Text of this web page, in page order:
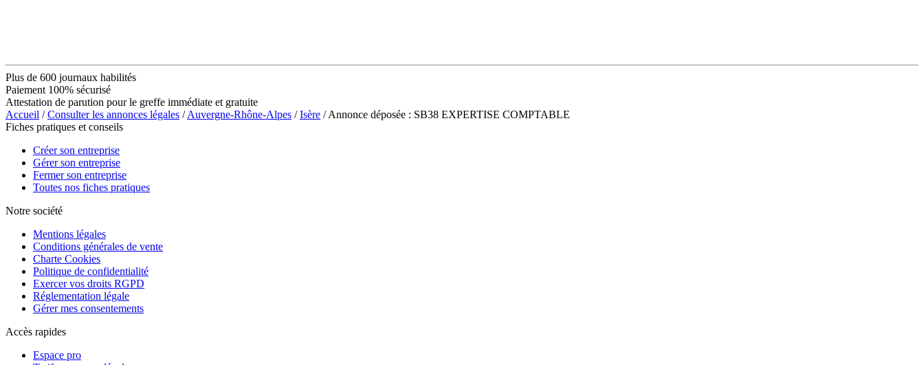
Plus de 600 journaux habilités
Paiement 100% sécurisé
Attestation de parution pour le greffe immédiate et gratuite
Accueil /Consulter les annonces légales /Auvergne-Rhône-Alpes /Isère / Annonce déposée : SB38 EXPERTISE COMPTABLE
Fiches pratiques et conseils
Créer son entreprise
Gérer son entreprise
Fermer son entreprise
Toutes nos fiches pratiques
Notre société
Mentions légales
Conditions générales de vente
Charte Cookies
Politique de confidentialité
Exercer vos droits RGPD
Réglementation légale
Gérer mes consentements
Accès rapides
Espace pro